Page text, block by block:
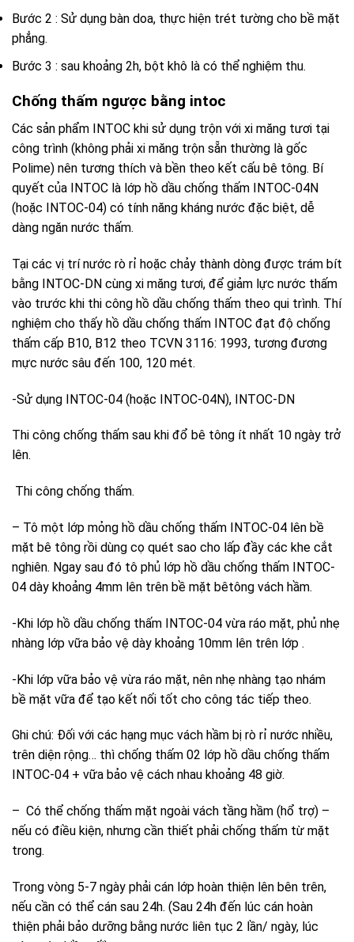
Bước 2 : Sử dụng bàn doa, thực hiện trét tường cho bề mặt
phẳng.
Bước 3 : sau khoảng 2h, bột khô là có thể nghiệm thu.
Chống thấm ngược bằng intoc
Các sản phẩm INTOC khi sử dụng trộn với xi măng tươi tại
công trình (không phải xi măng trộn sẵn thường là gốc
Polime) nên tương thích và bền theo kết cấu bê tông. Bí
quyết của INTOC là lớp hồ dầu chống thấm INTOC-04N
(hoặc INTOC-04) có tính năng kháng nước đặc biệt, dễ
dàng ngăn nước thấm.
Tại các vị trí nước rò rỉ hoặc chảy thành dòng được trám bít
bằng INTOC-DN cùng xi măng tươi, để giảm lực nước thấm
vào trước khi thi công hồ dầu chống thấm theo qui trình. Thí
nghiệm cho thấy hồ dầu chống thấm INTOC đạt độ chống
thấm cấp B10, B12 theo TCVN 3116: 1993, tương đương
mực nước sâu đến 100, 120 mét.
-Sử dụng INTOC-04 (hoặc INTOC-04N), INTOC-DN
Thi công chống thấm sau khi đổ bê tông ít nhất 10 ngày trở
lên.
Thi công chống thấm.
– Tô một lớp mỏng hồ dầu chống thấm INTOC-04 lên bề
mặt bê tông rồi dùng cọ quét sao cho lấp đầy các khe cắt
nghiên. Ngay sau đó tô phủ lớp hồ dầu chống thấm INTOC-
04 dày khoảng 4mm lên trên bề mặt bêtông vách hầm.
-Khi lớp hồ dầu chống thấm INTOC-04 vừa ráo mặt, phủ nhẹ
nhàng lớp vữa bảo vệ dày khoảng 10mm lên trên lớp .
-Khi lớp vữa bảo vệ vừa ráo mặt, nên nhẹ nhàng tạo nhám
bề mặt vữa để tạo kết nối tốt cho công tác tiếp theo.
Ghi chú: Đối với các hạng mục vách hầm bị rò rỉ nước nhiều,
trên diện rộng… thì chống thấm 02 lớp hồ dầu chống thấm
INTOC-04 + vữa bảo vệ cách nhau khoảng 48 giờ.
– Có thể chống thấm mặt ngoài vách tầng hầm (hổ trợ) –
nếu có điều kiện, nhưng cần thiết phải chống thấm từ mặt
trong.
Trong vòng 5-7 ngày phải cán lớp hoàn thiện lên bên trên,
nếu cần có thể cán sau 24h. (Sau 24h đến lúc cán hoàn
thiện phải bảo dưỡng bằng nước liên tục 2 lần/ ngày, lúc